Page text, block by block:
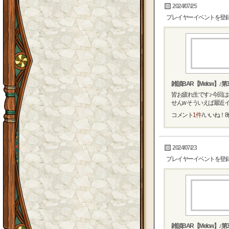
2024/07/25
プレイヤーイベントを登
雑談BAR【Melow】♪第
皆お疲れ生です♪ 今回
せんw そういえば最近イ
コメント1件/ いいね！ 8
2024/07/23
プレイヤーイベントを登
雑談BAR【Melow】♪第